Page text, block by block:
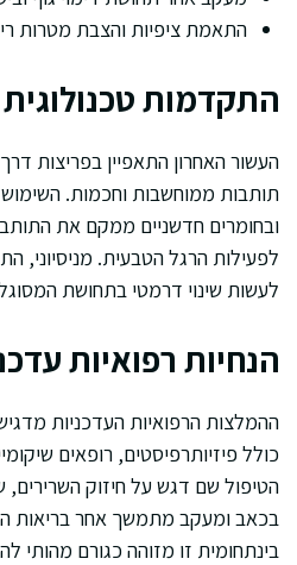
התאמת ציפיות והצבת מטרות
התקדמות
העשור האחרון התאפיין בפריצות
תותבות ממוחשבות וחכמות.
ובחומרים חדשניים ממקם את
לפעילות הרגל הטבעית. מניסיוני,
לעשות שינוי דרמטי בתחושת
הנחיות רפואיות
ההמלצות הרפואיות העדכניות
כולל פיזיותרפיסטים, רופאים
הטיפול שם דגש על חיזוק השרירים,
בכאב ומעקב מתמשך אחר בריאות
בינתחומית זו מזוהה כגורם מהותי